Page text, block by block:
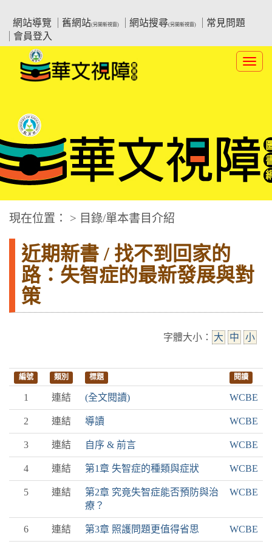
要
網站導覽
舊網站(另開新視窗) 網站搜尋(另開新視窗)
常見問題
會員登入
:::中央區塊
華文視障電子圖書網
現在位置： > 目錄/單本書目介紹
近期新書 / 找不到回家的
路：失智症的最新發展與對
策
字體大小： 大 中 小
編號 類別 標題 閱讀
1 連結 (全文閱讀) WCBE
2 連結 導讀 WCBE
3 連結 自序 & 前言 WCBE
4 連結 第1章 失智症的種類與症狀 WCBE
5 連結
第2章 究竟失智症能否預防與治
療？
WCBE
6 連結 第3章 照護問題更值得省思 WCBE